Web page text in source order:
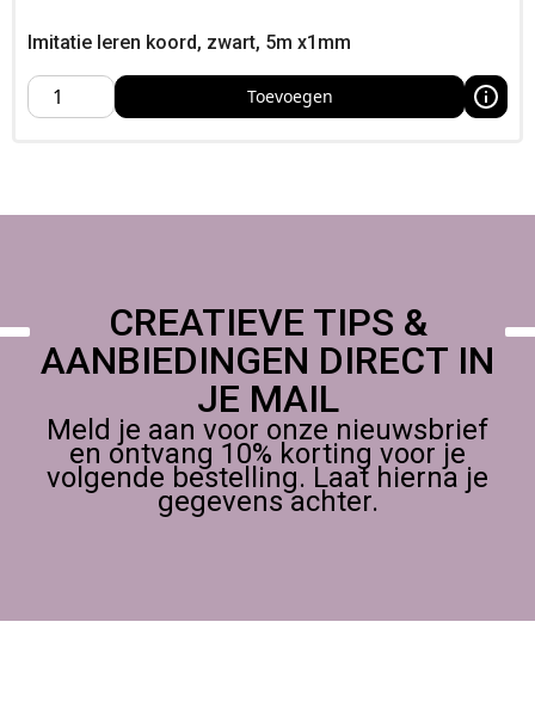
Werk af met dubbele knoop en een druppel sieradenlijm;
Gebruik een Big‑Eye naald of flexibele rijgnaald
Vermijd scherpe randen in kralen om doorslijten te
Imitatie leren koord, zwart, 5m x1mm
Toevoegen
CREATIEVE TIPS &
AANBIEDINGEN DIRECT IN
JE MAIL
Meld je aan voor onze nieuwsbrief
en ontvang 10% korting voor je
volgende bestelling. Laat hierna je
gegevens achter.